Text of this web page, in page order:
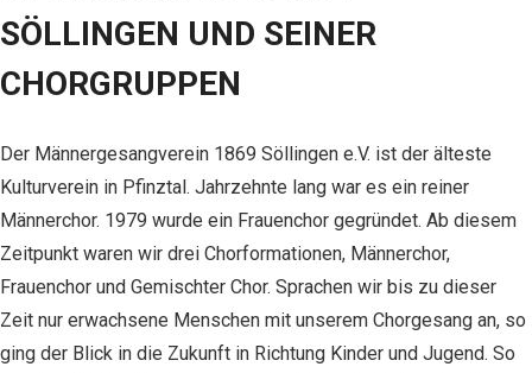
SÖLLINGEN UND SEINER
CHORGRUPPEN
Der Männergesangverein 1869 Söllingen e.V. ist der älteste
Kulturverein in Pfinztal. Jahrzehnte lang war es ein reiner
Männerchor. 1979 wurde ein Frauenchor gegründet. Ab diesem
Zeitpunkt waren wir drei Chorformationen, Männerchor,
Frauenchor und Gemischter Chor. Sprachen wir bis zu dieser
Zeit nur erwachsene Menschen mit unserem Chorgesang an, so
ging der Blick in die Zukunft in Richtung Kinder und Jugend. So